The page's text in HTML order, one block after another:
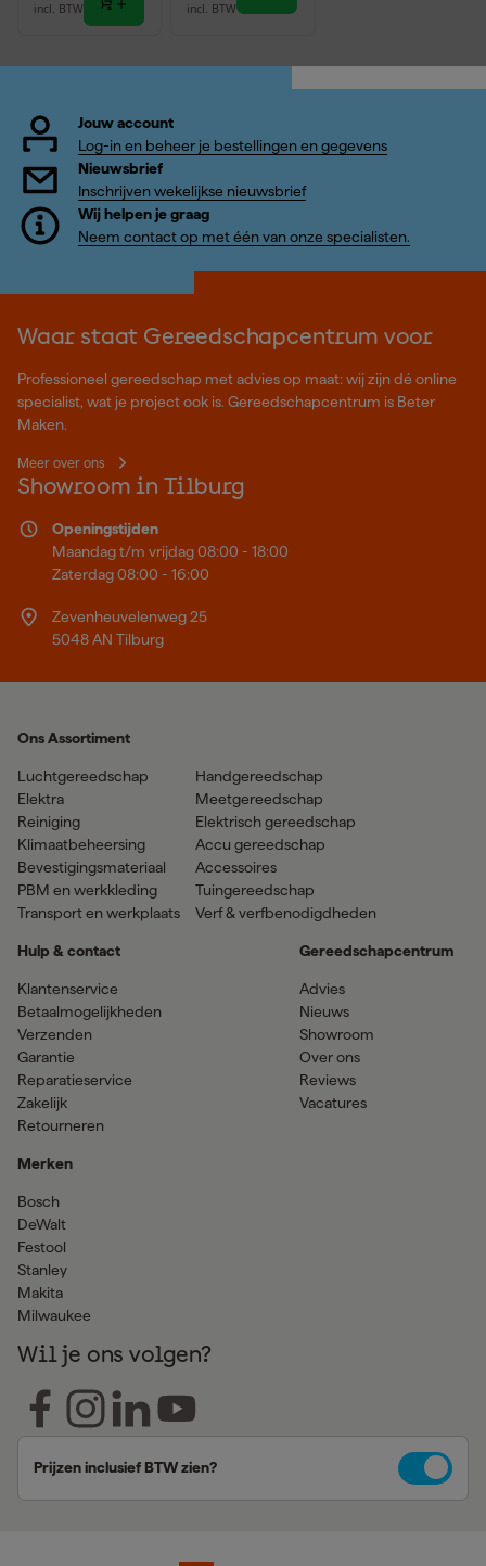
incl. BTW incl. BTW
Jouw account
Log-in en beheer je bestellingen en gegevens
Nieuwsbrief
Inschrijven wekelijkse nieuwsbrief
Wij helpen je graag
Neem contact op met één van onze specialisten.
Waar staat Gereedschapcentrum voor
Professioneel gereedschap met advies op maat: wij zijn dé online
specialist, wat je project ook is. Gereedschapcentrum is Beter
Maken.
Meer over ons
Showroom in Tilburg
Openingstijden
Maandag t/m vrijdag 08:00 - 18:00
Zaterdag 08:00 - 16:00
Zevenheuvelenweg 25
5048 AN Tilburg
Ons Assortiment
Luchtgereedschap
Elektra
Reiniging
Klimaatbeheersing
Bevestigingsmateriaal
PBM en werkkleding
Transport en werkplaats
Handgereedschap
Meetgereedschap
Elektrisch gereedschap
Accu gereedschap
Accessoires
Tuingereedschap
Verf & verfbenodigdheden
Hulp & contact
Klantenservice
Betaalmogelijkheden
Verzenden
Garantie
Reparatieservice
Zakelijk
Retourneren
Merken
Bosch
DeWalt
Festool
Stanley
Makita
Milwaukee
Gereedschapcentrum
Advies
Nieuws
Showroom
Over ons
Reviews
Vacatures
Wil je ons volgen?
Prijzen inclusief BTW zien?